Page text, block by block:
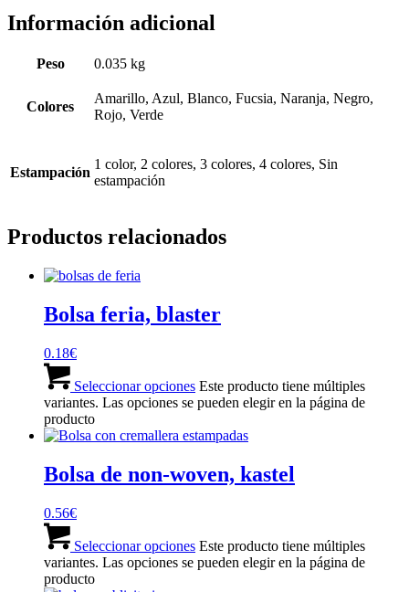
Información adicional
Peso 0.035 kg
Colores
Amarillo, Azul, Blanco, Fucsia, Naranja, Negro,
Rojo, Verde
Estampación
1 color, 2 colores, 3 colores, 4 colores, Sin
estampación
Productos relacionados
Bolsa feria, blaster
0.18€
Seleccionar opciones Este producto tiene múltiples
variantes. Las opciones se pueden elegir en la página de
producto
Bolsa de non-woven, kastel
0.56€
Seleccionar opciones Este producto tiene múltiples
variantes. Las opciones se pueden elegir en la página de
producto